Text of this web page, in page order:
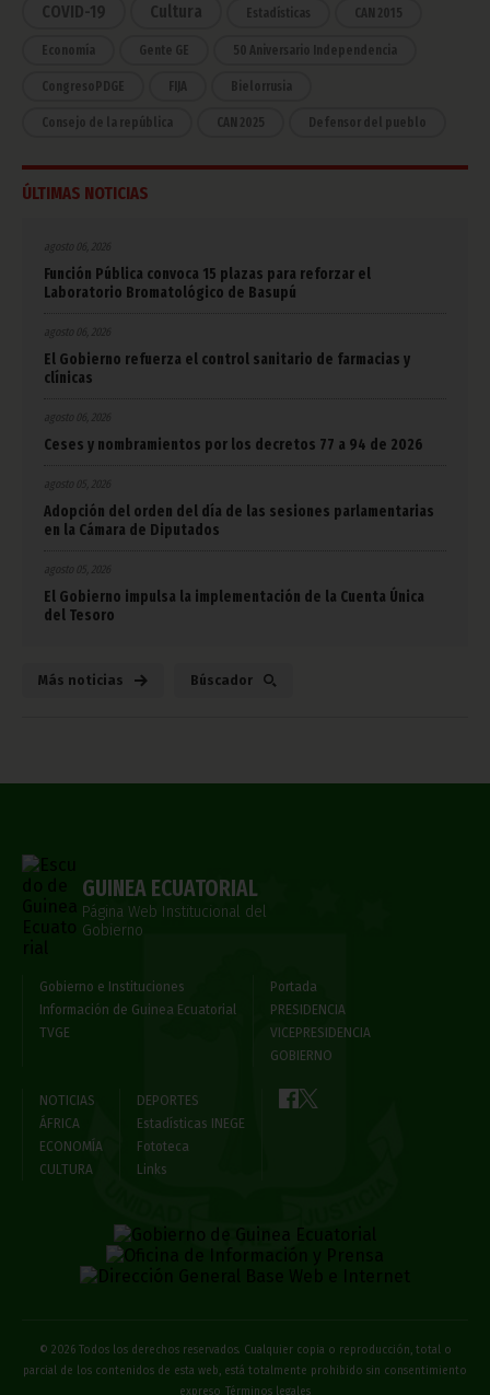
COVID-19 Cultura Estadísticas CAN 2015
Economía Gente GE 50 Aniversario Independencia
CongresoPDGE FIJA Bielorrusia
Consejo de la república CAN 2025 Defensor del pueblo
ÚLTIMAS NOTICIAS
agosto 06, 2026
Función Pública convoca 15 plazas para reforzar el
Laboratorio Bromatológico de Basupú
agosto 06, 2026
El Gobierno refuerza el control sanitario de farmacias y
clínicas
agosto 06, 2026
Ceses y nombramientos por los decretos 77 a 94 de 2026
agosto 05, 2026
Adopción del orden del día de las sesiones parlamentarias
en la Cámara de Diputados
agosto 05, 2026
El Gobierno impulsa la implementación de la Cuenta Única
del Tesoro
Más noticias Búscador
GUINEA ECUATORIAL
Página Web Institucional del
Gobierno
Gobierno e Instituciones
Información de Guinea Ecuatorial
TVGE
Portada
PRESIDENCIA
VICEPRESIDENCIA
GOBIERNO
NOTICIAS
ÁFRICA
ECONOMÍA
CULTURA
DEPORTES
Estadísticas INEGE
Fototeca
Links
© 2026 Todos los derechos reservados. Cualquier copia o reproducción, total o
parcial de los contenidos de esta web, está totalmente prohibido sin consentimiento
expreso Términos legales